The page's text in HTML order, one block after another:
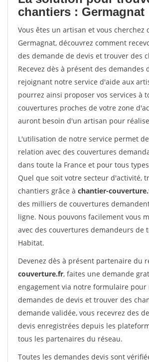
chantiers : Germagnat
Vous êtes un artisan et vous cherchez
Germagnat, découvrez comment
des demande de devis et trouver des
Recevez dès à présent des demandes
rejoignant notre service d'aide aux
pourrez ainsi proposer vos services à
couvertures proches de votre zone
auront besoin d'un artisan pour
L'utilisation de notre service permet
relation avec des couvertures
dans toute la France et pour tous
Quel que soit votre secteur d'activité,
chantiers grâce à chantier-
des milliers de couvertures
ligne. Nous pouvons facilement vous
avec des couvertures demandeurs de
Habitat.
Devenez dès à présent partenaire du
couverture.fr, faites une demande
engagement via notre formulaire pour
demandes de devis et trouver des
demande validée, vous recevrez des
devis enregistrées depuis les
tous les partenaires du réseau.
Toutes les demandes devis sont